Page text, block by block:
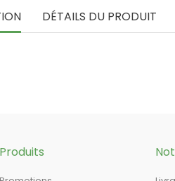
DÉTAILS DU PRODUIT
Produits